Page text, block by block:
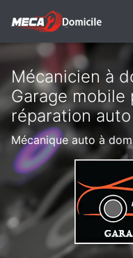
Mécanicien à
Garage
réparation
Mécanique auto à